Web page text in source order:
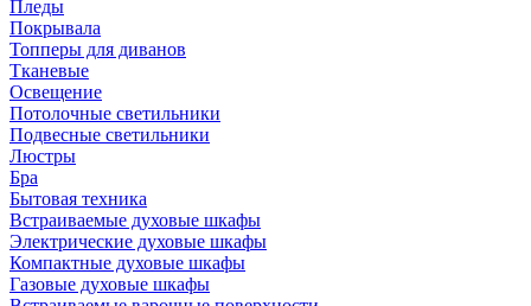
Пледы
Покрывала
Топперы для диванов
Тканевые
Освещение
Потолочные светильники
Подвесные светильники
Люстры
Бра
Бытовая техника
Встраиваемые духовые шкафы
Электрические духовые шкафы
Компактные духовые шкафы
Газовые духовые шкафы